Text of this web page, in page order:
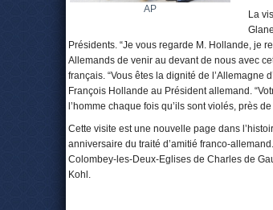
AP
La
Présidents. “Je vous regarde M. Hollande, je
Allemands de venir au devant de nous avec
français. “Vous êtes la dignité de l’Allemagne
François Hollande au Président allemand.
l’homme chaque fois qu’ils sont violés, près
Cette visite est une nouvelle page dans
anniversaire du traité d’amitié franco-
Colombey-les-Deux-Eglises de Charles de
Kohl.